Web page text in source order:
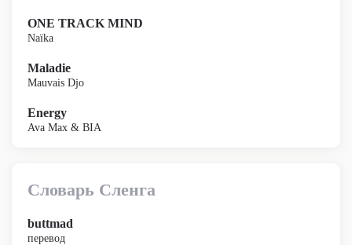
ONE TRACK MIND
Naïka
Maladie
Mauvais Djo
Energy
Ava Max & BIA
Словарь Сленга
buttmad
перевод